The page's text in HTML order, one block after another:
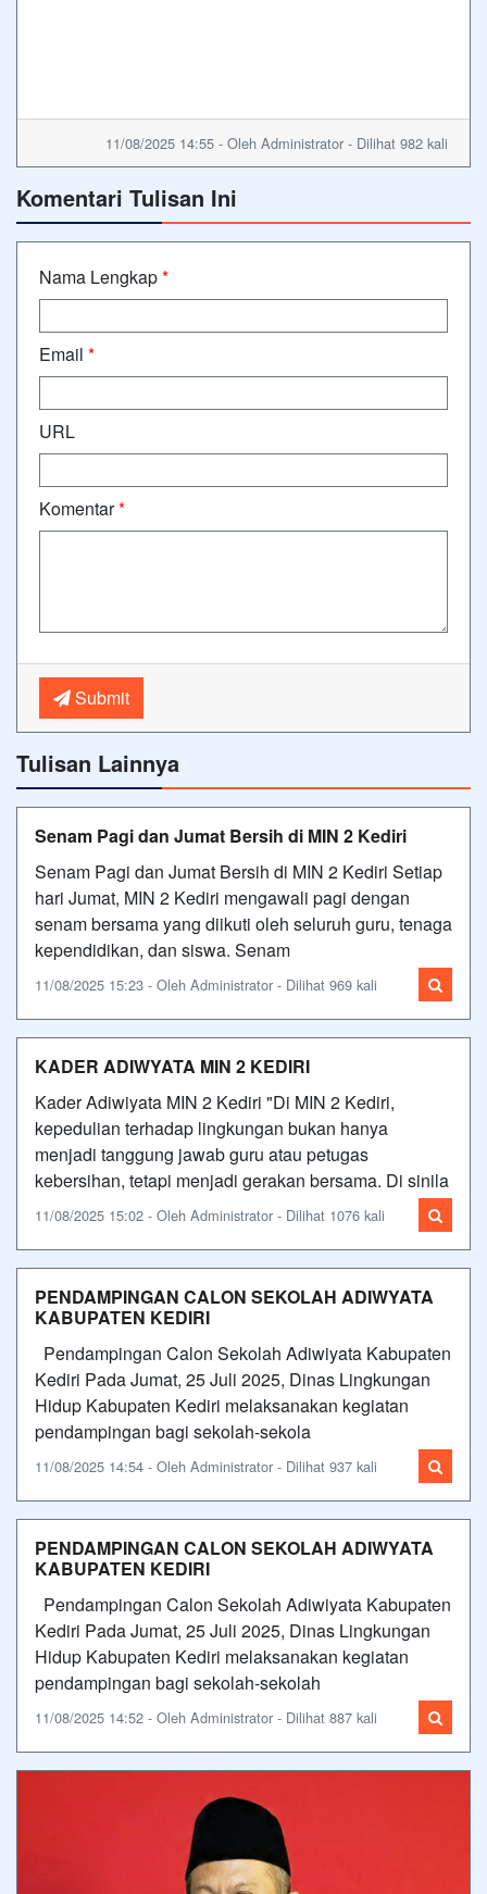
11/08/2025 14:55 - Oleh Administrator - Dilihat 982 kali
Komentari Tulisan Ini
Nama Lengkap*
Email *
URL
Komentar*
Submit
Tulisan Lainnya
Senam Pagi dan Jumat Bersih di MIN 2 Kediri
Senam Pagi dan Jumat Bersih di MIN 2 Kediri Setiap
hari Jumat, MIN 2 Kediri mengawali pagi dengan
senam bersama yang diikuti oleh seluruh guru, tenaga
kependidikan, dan siswa. Senam
11/08/2025 15:23 - Oleh Administrator - Dilihat 969 kali
KADER ADIWYATA MIN 2 KEDIRI
Kader Adiwiyata MIN 2 Kediri "Di MIN 2 Kediri,
kepedulian terhadap lingkungan bukan hanya
menjadi tanggung jawab guru atau petugas
kebersihan, tetapi menjadi gerakan bersama. Di sinila
11/08/2025 15:02 - Oleh Administrator - Dilihat 1076 kali
PENDAMPINGAN CALON SEKOLAH ADIWYATA
KABUPATEN KEDIRI
Pendampingan Calon Sekolah Adiwiyata Kabupaten
Kediri Pada Jumat, 25 Juli 2025, Dinas Lingkungan
Hidup Kabupaten Kediri melaksanakan kegiatan
pendampingan bagi sekolah-sekola
11/08/2025 14:54 - Oleh Administrator - Dilihat 937 kali
PENDAMPINGAN CALON SEKOLAH ADIWYATA
KABUPATEN KEDIRI
Pendampingan Calon Sekolah Adiwiyata Kabupaten
Kediri Pada Jumat, 25 Juli 2025, Dinas Lingkungan
Hidup Kabupaten Kediri melaksanakan kegiatan
pendampingan bagi sekolah-sekolah
11/08/2025 14:52 - Oleh Administrator - Dilihat 887 kali